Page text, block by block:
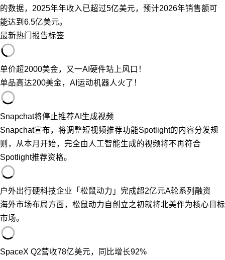
的数据，2025年年收入已超过5亿美元，预计2026年销售额可
能达到6.5亿美元。
最新热门 报告标签
单价超2000美金，又一AI硬件站上风口！
单品高达200美金，AI运动机器人火了！
Snapchat将停止推荐AI生成视频
Snapchat宣布，将调整短视频推荐功能Spotlight的内容分发规
则，从本月开始，完全由人工智能生成的视频将不再符合
Spotlight推荐资格。
户外出行硬科技企业「松鼠动力」完成超2亿元A轮系列融资
海外市场布局方面，松鼠动力自创立之初就将北美作为核心目标
市场。
SpaceX Q2营收78亿美元，同比增长92%